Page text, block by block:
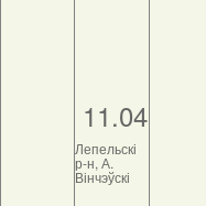
11.04
Лепельскі
р-н, А.
Вінчэўскі